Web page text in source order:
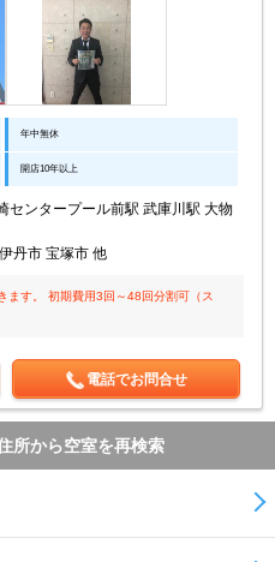
年中無休
開店10年以上
センタープール前駅 武庫川駅 大物
丹市 宝塚市 他
ます。 初期費用3回～48回分割可（ス
電話でお問合せ
所から空室を再検索